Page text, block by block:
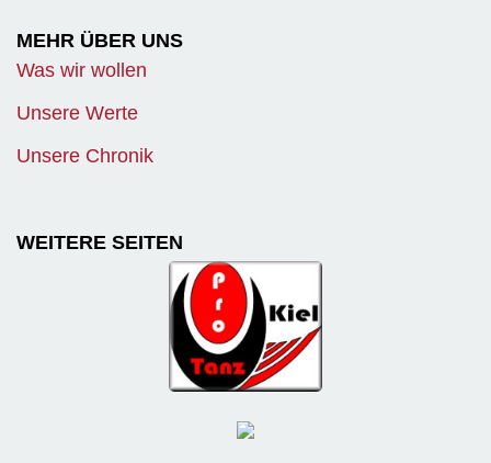
MEHR ÜBER UNS
Was wir wollen
Unsere Werte
Unsere Chronik
WEITERE SEITEN